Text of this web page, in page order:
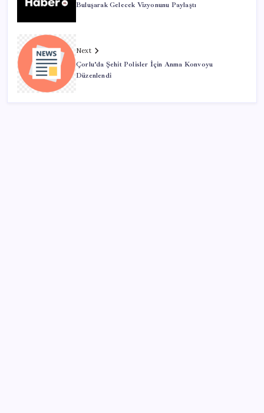
Buluşarak Gelecek Vizyonunu Paylaştı
Next
Çorlu’da Şehit Polisler İçin Anma Konvoyu
Düzenlendi